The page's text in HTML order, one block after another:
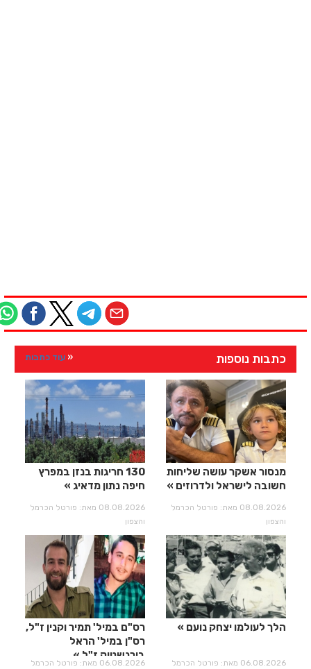
כתבות נוספות עוד כתבות
מנסור אשקר עושה שליחות
חשובה לישראל ולדרוזים
08.08.2026 מאת: פורטל הכרמל
והצפון
130 חריגות בנזן במפרץ
חיפה נתון מדאיג
08.08.2026 מאת: פורטל הכרמל
והצפון
הלך לעולמו יצחק נועם
06.08.2026 מאת: פורטל הכרמל
רס"ם במיל' תמיר וקנין ז"ל,
רס"ן במיל' הראל
בירנשטוק ז"ל
06.08.2026 מאת: פורטל הכרמל